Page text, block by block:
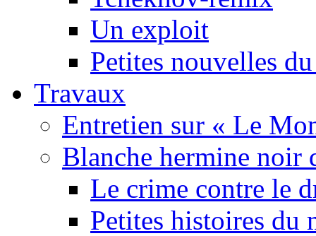
Un exploit
Petites nouvelles
Travaux
Entretien sur « Le
Blanche hermine noir
Le crime contre le
Petites histoires du